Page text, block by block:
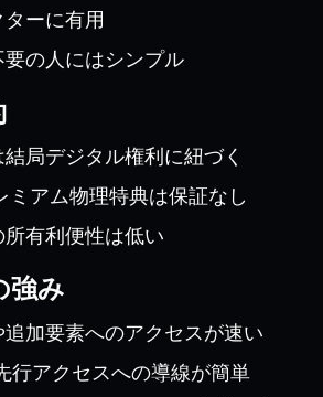
ーに有用
の人にはシンプル
局デジタル権利に紐づく
ミアム物理特典は保証なし
有利便性は低い
強み
加要素へのアクセスが速い
行アクセスへの導線が簡単